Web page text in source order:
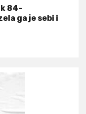
84-
ga je sebi i